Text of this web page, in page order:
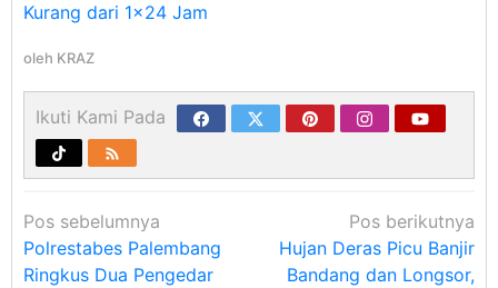
Kurang dari 1×24 Jam
oleh KRAZ
Ikuti Kami Pada
Navigasi
pos
Pos sebelumnya
Polrestabes Palembang
Ringkus Dua Pengedar
Pos berikutnya
Hujan Deras Picu Banjir
Bandang dan Longsor,